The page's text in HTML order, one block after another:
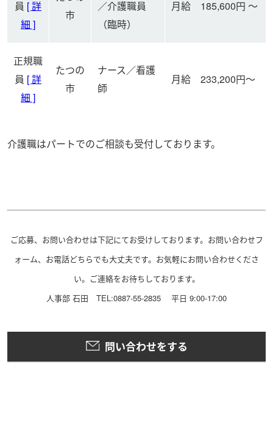
員 [ 詳
細 ]
市
／介護職員
（臨時）
月給 185,600円 ～
正規職
員 [ 詳
細 ]
たつの
市
ナース／看護
師
月給 233,200円～
介護職はパートでのご相談も受付しております。
ご応募、お問い合わせは下記にてお受けしております。お問い合わせフ
ォーム、お電話どちらでも大丈夫です。お気軽にお問い合わせくださ
い。ご連絡をお待ちしております。
人事部 石田 TEL:0887-55-2835 平日 9:00-17:00
問い合わせをする